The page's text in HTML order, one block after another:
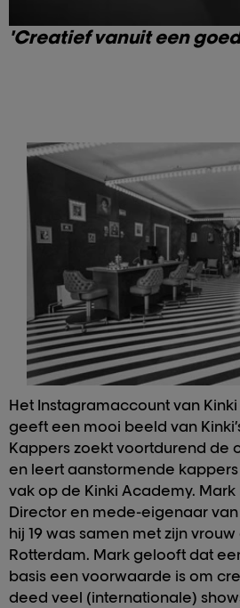
'Creatief vanuit een
Het Instagramaccount van Kinki
geeft een mooi beeld van
Kappers zoekt voortdurend de
en leert aanstormende
vak op de Kinki Academy.
Director en mede-eigenaar
hij 19 was samen met zijn
Rotterdam. Mark gelooft dat
basis een voorwaarde is om
deed veel (internationale)